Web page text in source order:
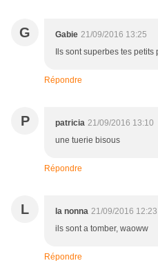
G Gabie 21/09/2016 13:25
Ils sont superbes tes
Répondre
P patricia 21/09/2016 13:10
une tuerie bisous
Répondre
L la nonna 21/09/2016 12:23
ils sont a tomber, waoww
Répondre